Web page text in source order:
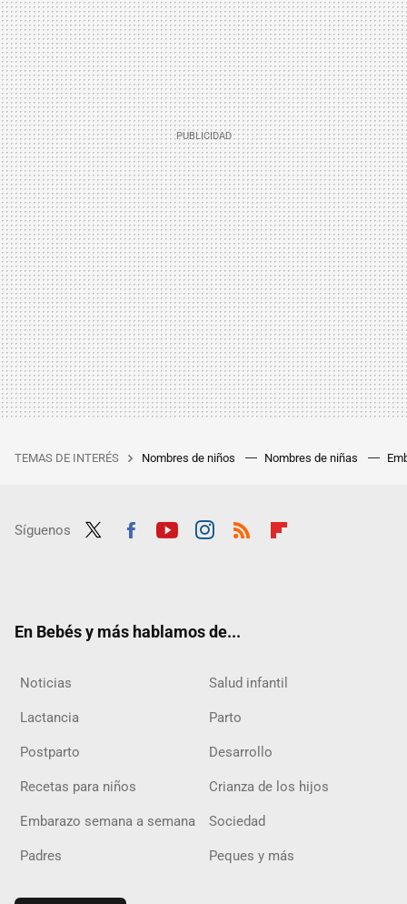
TEMAS DE INTERÉS Nombres de niños Nombres de niñas
Síguenos
En Bebés y más hablamos de...
Noticias Salud infantil
Lactancia Parto
Postparto Desarrollo
Recetas para niños Crianza de los hijos
Embarazo semana a semana Sociedad
Padres Peques y más